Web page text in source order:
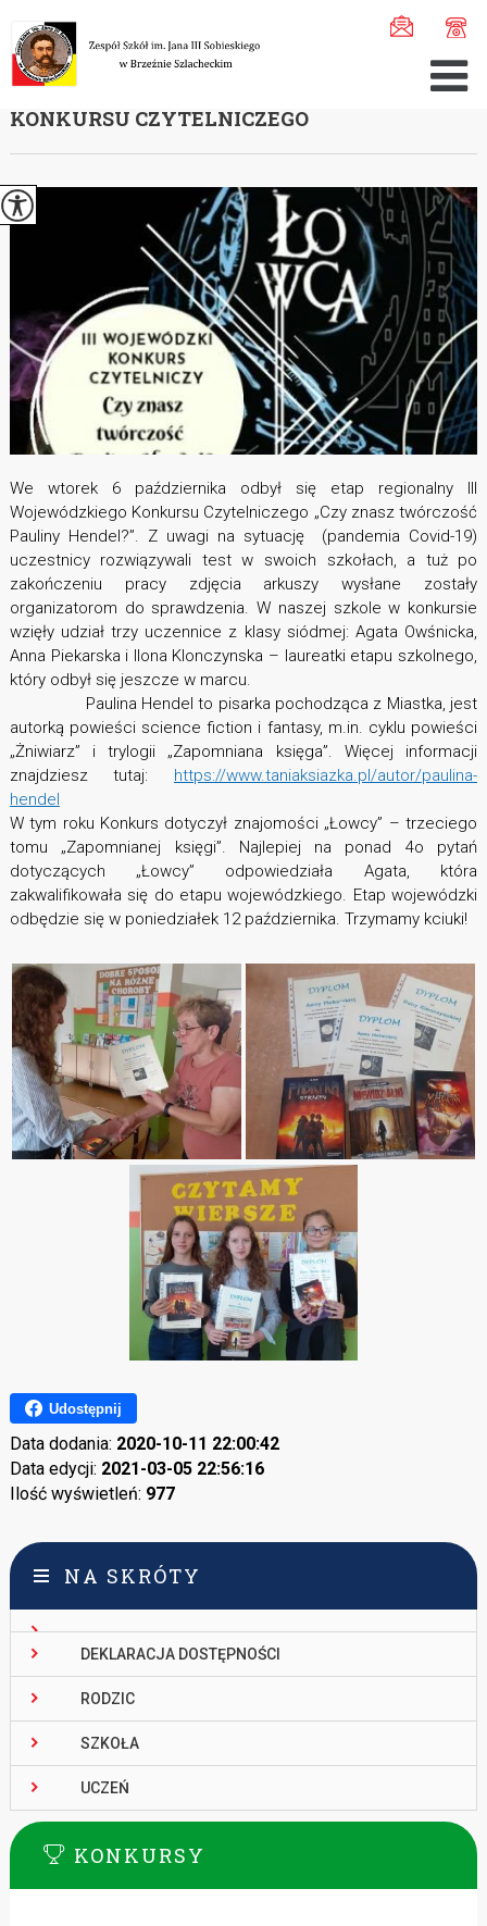
Etap regionalny III ...
ETAP REGIONALNY III WOJEWÓDZKIEGO
KONKURSU CZYTELNICZEGO
We wtorek 6 października odbył się etap regionalny III
Wojewódzkiego Konkursu Czytelniczego „Czy znasz twórczość
Pauliny Hendel?”. Z uwagi na sytuację (pandemia Covid-19)
uczestnicy rozwiązywali test w swoich szkołach, a tuż po
zakończeniu pracy zdjęcia arkuszy wysłane zostały
organizatorom do sprawdzenia. W naszej szkole w konkursie
wzięły udział trzy uczennice z klasy siódmej: Agata Owśnicka,
Anna Piekarska i Ilona Klonczynska – laureatki etapu szkolnego,
który odbył się jeszcze w marcu.
Paulina Hendel to pisarka pochodząca z Miastka, jest
autorką powieści science fiction i fantasy, m.in. cyklu powieści
„Żniwiarz” i trylogii „Zapomniana księga”. Więcej informacji
znajdziesz tutaj: https://www.taniaksiazka.pl/autor/paulina-
hendel
W tym roku Konkurs dotyczył znajomości „Łowcy” – trzeciego
tomu „Zapomnianej księgi”. Najlepiej na ponad 4o pytań
dotyczących „Łowcy” odpowiedziała Agata, która
zakwalifikowała się do etapu wojewódzkiego. Etap wojewódzki
odbędzie się w poniedziałek 12 października. Trzymamy kciuki!
Udostępnij
Data dodania: 2020-10-11 22:00:42
Data edycji: 2021-03-05 22:56:16
Ilość wyświetleń: 977
NA SKRÓTY
DEKLARACJA DOSTĘPNOŚCI
RODZIC
SZKOŁA
UCZEŃ
KONKURSY